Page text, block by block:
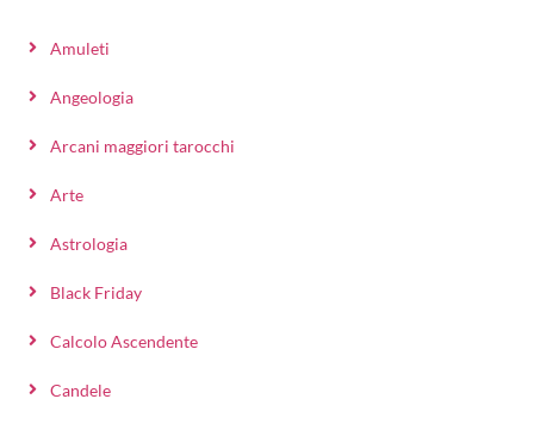
Amuleti
Angeologia
Arcani maggiori tarocchi
Arte
Astrologia
Black Friday
Calcolo Ascendente
Candele